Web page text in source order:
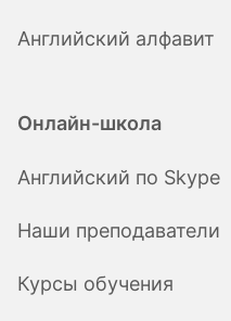
Английский алфавит
Онлайн-школа
Английский по Skype
Наши преподаватели
Курсы обучения